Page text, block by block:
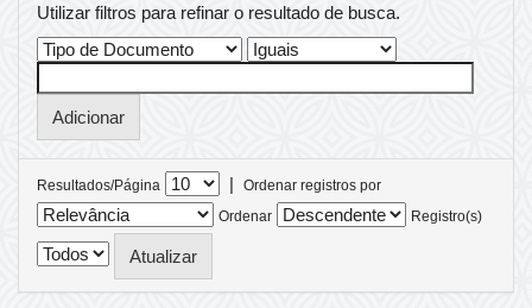
Utilizar filtros para refinar o resultado de busca.
Resultados/Página |
Ordenar registros por
Ordenar
Registro(s)